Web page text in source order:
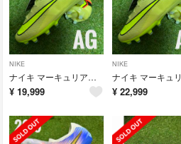
NIKE
ナイキ マーキュリアルヴァイパー16 エリート AG 27cm
¥ 19,999
NIKE
¥ 22,999